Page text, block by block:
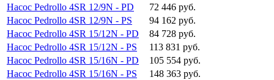
Насос Pedrollo 4SR 12/9N - PD
72 446 руб.
Насос Pedrollo 4SR 12/9N - PS
94 162 руб.
Насос Pedrollo 4SR 15/12N - PD
84 728 руб.
Насос Pedrollo 4SR 15/12N - PS
113 831 руб.
Насос Pedrollo 4SR 15/16N - PD
105 554 руб.
Насос Pedrollo 4SR 15/16N - PS
148 363 руб.